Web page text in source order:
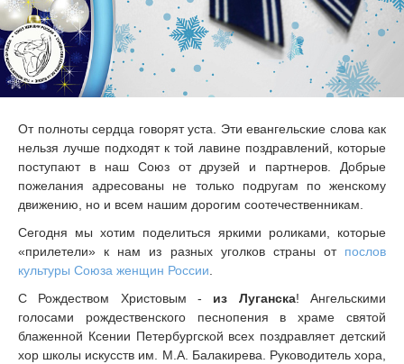
От полноты сердца говорят уста. Эти евангельские слова как
нельзя лучше подходят к той лавине поздравлений, которые
поступают в наш Союз от друзей и партнеров. Добрые
пожелания адресованы не только подругам по женскому
движению, но и всем нашим дорогим соотечественникам.
Сегодня мы хотим поделиться яркими роликами, которые
«прилетели» к нам из разных уголков страны от послов
культуры Союза женщин России.
С Рождеством Христовым - из Луганска! Ангельскими
голосами рождественского песнопения в храме святой
блаженной Ксении Петербургской всех поздравляет детский
хор школы искусств им. М.А. Балакирева. Руководитель хора,